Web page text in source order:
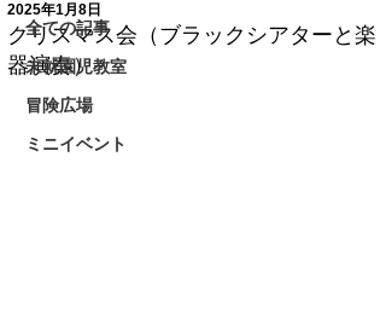
全ての記事
未就園児教室
冒険広場
ミニイベント
クリスマス会（ブラックシアターと楽
器演奏）
2025年1月8日